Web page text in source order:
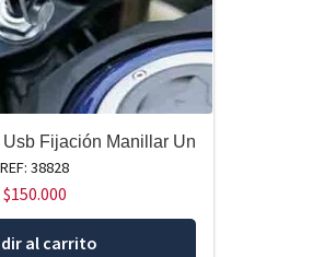
Fijación Manillar Un
REF: 38828
$150.000
al carrito